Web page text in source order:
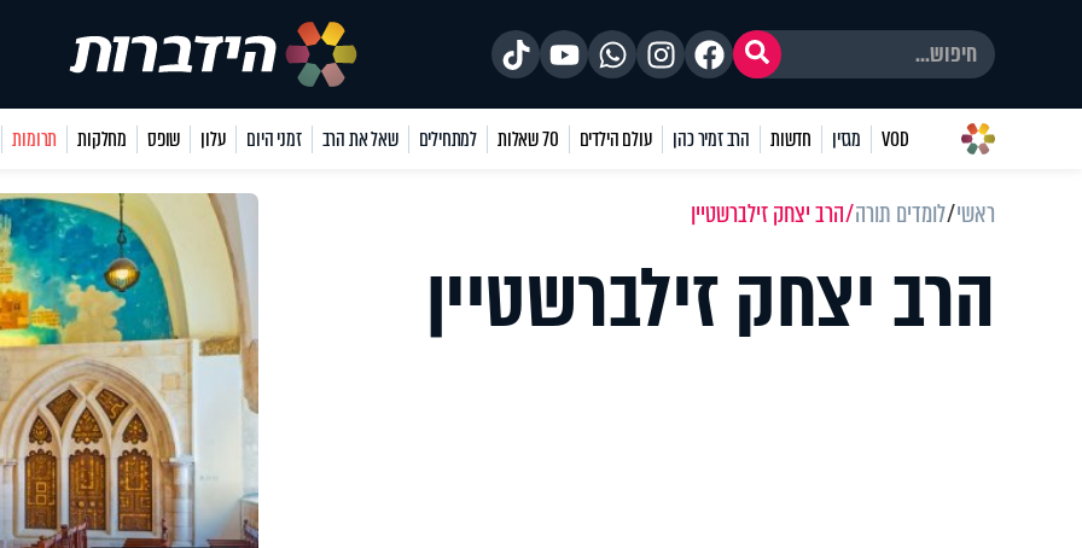
VOD מגזין חדשות הרב זמיר כהן עולם הילדים 70 שאלות למתחילים שאל את הרב זמני היום עלון שופס מחלקות תרומות
ראשי לומדים תורה הרב יצחק זילברשטיין
הרב יצחק זילברשטיין